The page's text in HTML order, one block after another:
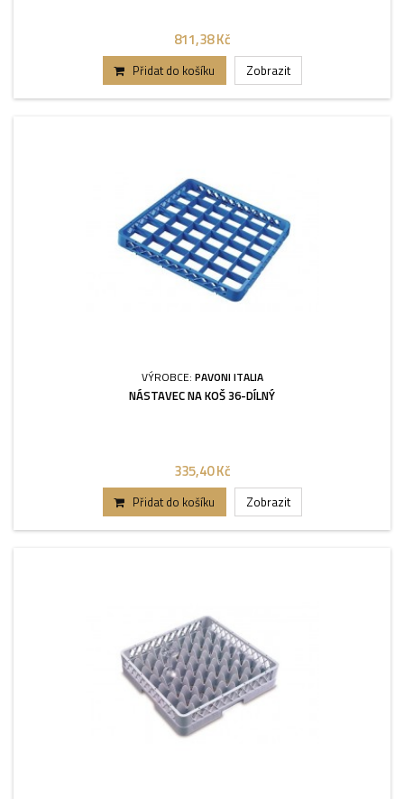
811,38 Kč
Přidat do košíku Zobrazit
VÝROBCE: PAVONI ITALIA
NÁSTAVEC NA KOŠ 36-DÍLNÝ
335,40 Kč
Přidat do košíku Zobrazit